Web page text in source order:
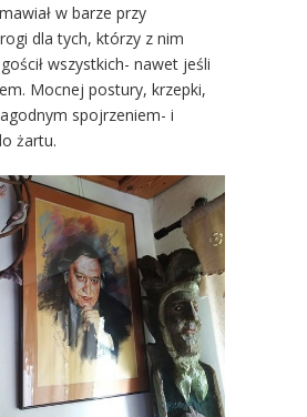
w barze przy
dla tych, którzy z nim
wszystkich- nawet jeśli
Mocnej postury, krzepki,
spojrzeniem- i
żartu.